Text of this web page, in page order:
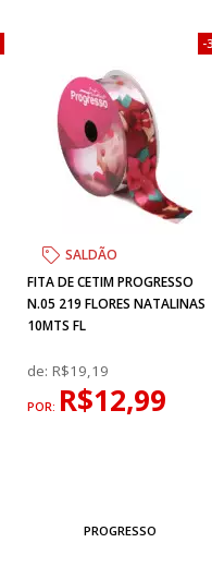
SALDÃO
FITA DE CETIM PROGRESSO
N.05 219 FLORES NATALINAS
10MTS FL
de:R$19,19
POR: R$12,99
PROGRESSO